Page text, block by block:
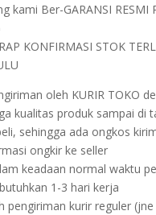
kami Ber-GARANSI RESMI
KONFIRMASI STOK
oleh KURIR TOKO
kualitas produk sampai di
sehingga ada ongkos
ongkir ke seller
keadaan normal waktu
1-3 hari kerja
pengiriman kurir reguler